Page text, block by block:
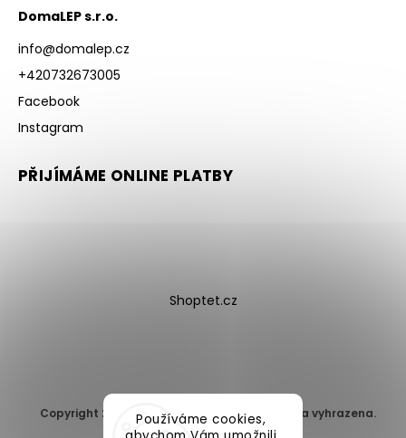
Používáme cookies,
DomaLEP s.r.o.
info@domalep.cz
+420732673005
Facebook
Instagram
PŘIJÍMÁME ONLINE PLATBY
Shoptet.cz
Copyright 2026 DomaLEP s.r.o. . Všechna práva vyhrazena.
Upravit nastavení cookies